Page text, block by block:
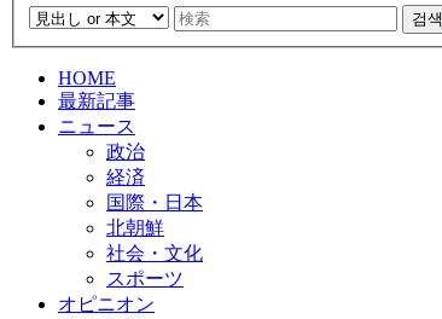
검색
HOME
最新記事
ニュース
政治
経済
国際・日本
北朝鮮
社会・文化
スポーツ
オピニオン